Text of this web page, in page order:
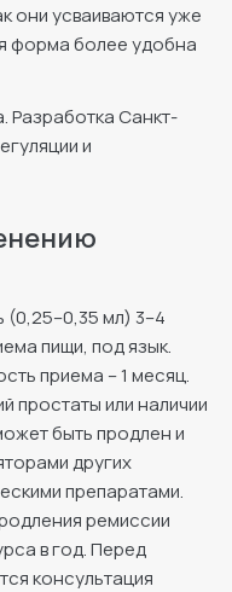
они усваиваются уже
форма более удобна
Разработка Санкт-
и
(0,25–0,35 мл) 3–4
пищи, под язык.
приема – 1 месяц.
простаты или наличии
быть продлен и
других
препаратами.
ремиссии
в год. Перед
консультация